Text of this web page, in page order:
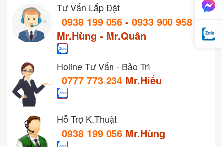
Tư Vấn Lắp Đặt
0938 199 056 - 0933 900 958
Mr.Hùng - Mr.Quân
Holine Tư Vấn - Bảo Trì
0777 773 234 Mr.Hiếu
Hỗ Trợ K.Thuật
0938 199 056 Mr.Hùng